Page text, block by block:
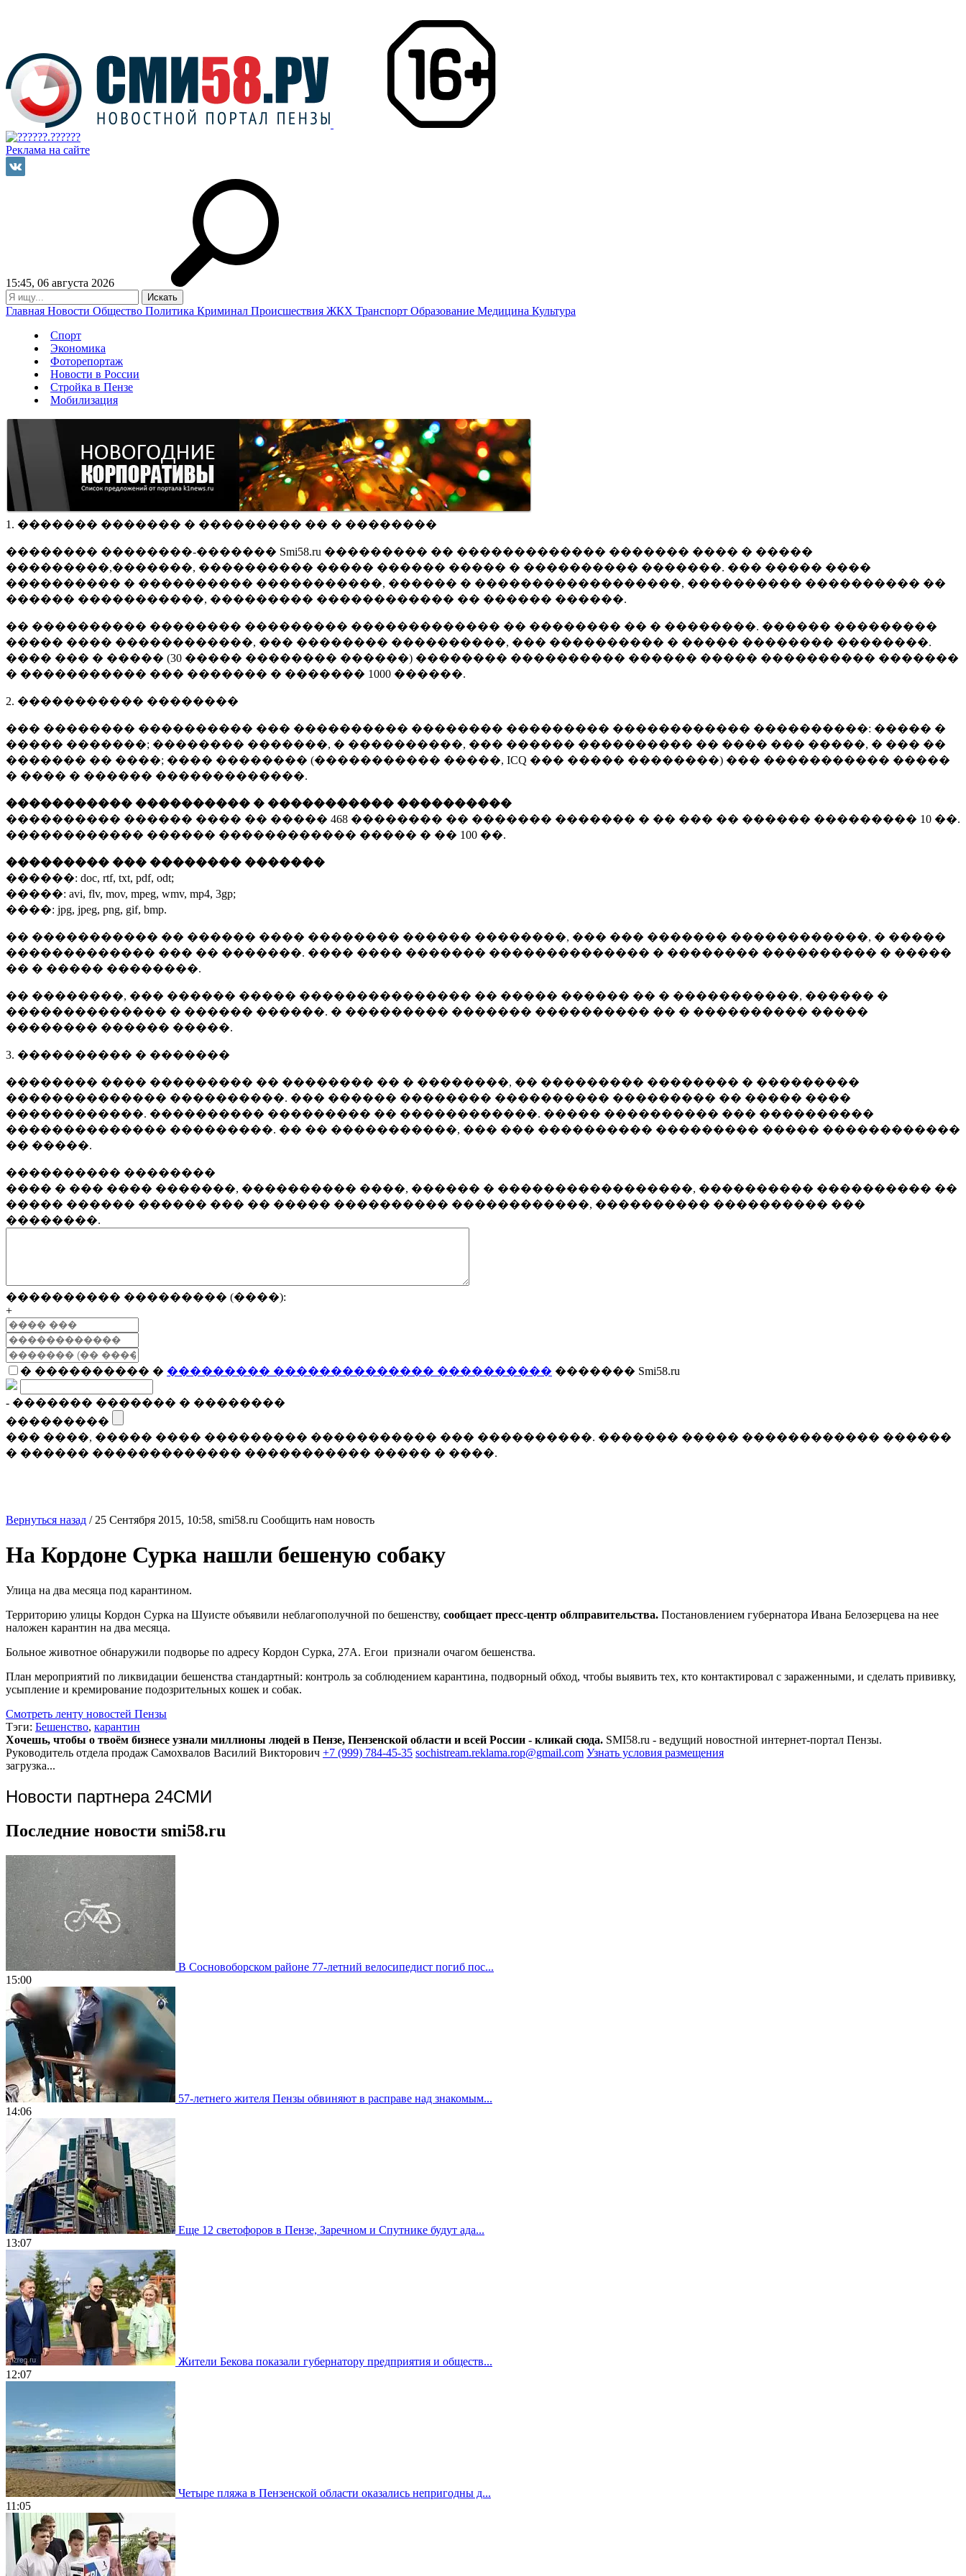
Реклама на сайте
15:45, 06 августа 2026
Главная Новости Общество Политика Криминал Происшествия ЖКХ Транспорт Образование Медицина Культура
Спорт
Экономика
Фоторепортаж
Новости в России
Стройка в Пензе
Мобилизация
1. ������� ������� � ��������� �� � ��������
�������� ��������-������� Smi58.ru ��������� �� ������������� ������� ���� � �����
���������,�������, ���������� ����� ������ ����� � ���������� �������. ��� ����� ����
���������� � ���������� �����������, ������ � ������������������, ���������� ���������� ��
������ �����������, ��������� ������������ �� ������ ������.
�� ���������� �������� ��������� ������������� �� �������� �� � ��������. ������ ���������
����� ���� ������������, ��� �������� ����������, ��� ���������� � ����� �������� ��������.
���� ��� � ����� (30 ����� �������� ������) �������� ���������� ������ ����� ���������� �������
� ����������� ��� ������� � ������� 1000 ������.
2. ����������� ��������
��� �������� ���������� ��� ���������� �������� ��������� ������������ ����������: ����� �
����� �������; �������� �������, � ����������, ��� ������ ���������� �� ���� ��� �����, � ��� ��
������� �� ����; ���� �������� (����������� �����, ICQ ��� ����� ��������) ��� ����������� �����
� ���� � ������ �������������.
����������� ���������� � ����������� ����������
���������� ������ ���� �� ����� 468 �������� �� ������� ������� � �� ��� �� ������ ��������� 10 ��.
������������ ������ ������������ ����� � �� 100 ��.
��������� ��� �������� �������
������: doc, rtf, txt, pdf, odt;
�����: avi, flv, mov, mpeg, wmv, mp4, 3gp;
����: jpg, jpeg, png, gif, bmp.
�� ����������� �� ������ ���� �������� ������ ��������, ��� ��� ������� ������������, � �����
������������� ��� �� �������. ���� ���� ������� �������������� � �������� ���������� � �����
�� � ����� ��������.
�� ��������, ��� ������ ����� ��������������� �� ����� ������ �� � �����������, ������ �
�������������� � ������ ������. � ��������� ������� ���������� �� � ���������� �����
�������� ������ �����.
3. ���������� � �������
�������� ���� ��������� �� �������� �� � ��������, �� ��������� �������� � ���������
�������������� ����������. ��� ������ �������� ���������� ��������� �� ����� ����
������������. ���������� ��������� �� ������������. ����� ���������� ��� ����������
�������������� ���������. �� �� �����������, ��� ��� ���������� ��������� ����� ������������
�� �����.
���������� ��������
���� � ��� ���� �������, ���������� ����, ������ � �����������������, ���������� ���������� ��
����� ������ ������ ��� �� ����� ���������� ������������, ���������� ���������� ���
��������.
���������� ��������� (����):
+
� ���������� � ��������� �������������� ���������� ������� Smi58.ru
- ������� ������� � ��������
���������
��� ����, ����� ���� ��������� ����������� ��� ����������. ������� ����� ������������ ������
� ������ ������������� ����������� ����� � ����.
Вернуться назад / 25 Сентября 2015, 10:58, smi58.ru Сообщить нам новость
На Кордоне Сурка нашли бешеную собаку
Улица на два месяца под карантином.
Территорию улицы Кордон Сурка на Шуисте объявили неблагополучной по бешенству, сообщает пресс-центр облправительства. Постановлением губернатора Ивана Белозерцева на нее
наложен карантин на два месяца.
Больное животное обнаружили подворье по адресу Кордон Сурка, 27А. Егои признали очагом бешенства.
План мероприятий по ликвидации бешенства стандартный: контроль за соблюдением карантина, подворный обход, чтобы выявить тех, кто контактировал с зараженными, и сделать прививку,
усыпление и кремирование подозрительных кошек и собак.
Смотреть ленту новостей Пензы
Тэги: Бешенство, карантин
Хочешь, чтобы о твоём бизнесе узнали миллионы людей в Пензе, Пензенской области и всей России - кликай сюда. SMI58.ru - ведущий новостной интернет-портал Пензы.
Руководитель отдела продаж Самохвалов Василий Викторович +7 (999) 784-45-35 sochistream.reklama.rop@gmail.com Узнать условия размещения
загрузка...
Новости партнера 24СМИ
Последние новости smi58.ru
В Сосновоборском районе 77-летний велосипедист погиб пос...
15:00
57-летнего жителя Пензы обвиняют в расправе над знакомым...
14:06
Еще 12 светофоров в Пензе, Заречном и Спутнике будут ада...
13:07
Жители Бекова показали губернатору предприятия и обществ...
12:07
Четыре пляжа в Пензенской области оказались непригодны д...
11:05